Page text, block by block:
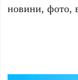
новини, фото,